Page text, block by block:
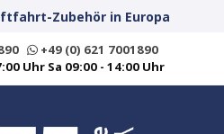
Zubehör in Europa
+49 (0) 621 7001890
Uhr Sa 09:00 - 14:00 Uhr